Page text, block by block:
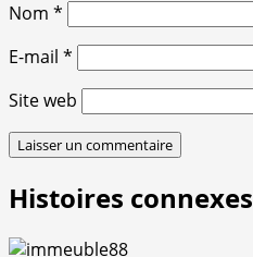
Nom *
E-mail *
Site web
Histoires connexes